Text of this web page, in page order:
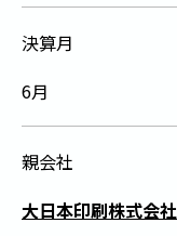
決算月
6月
親会社
大日本印刷株式会社